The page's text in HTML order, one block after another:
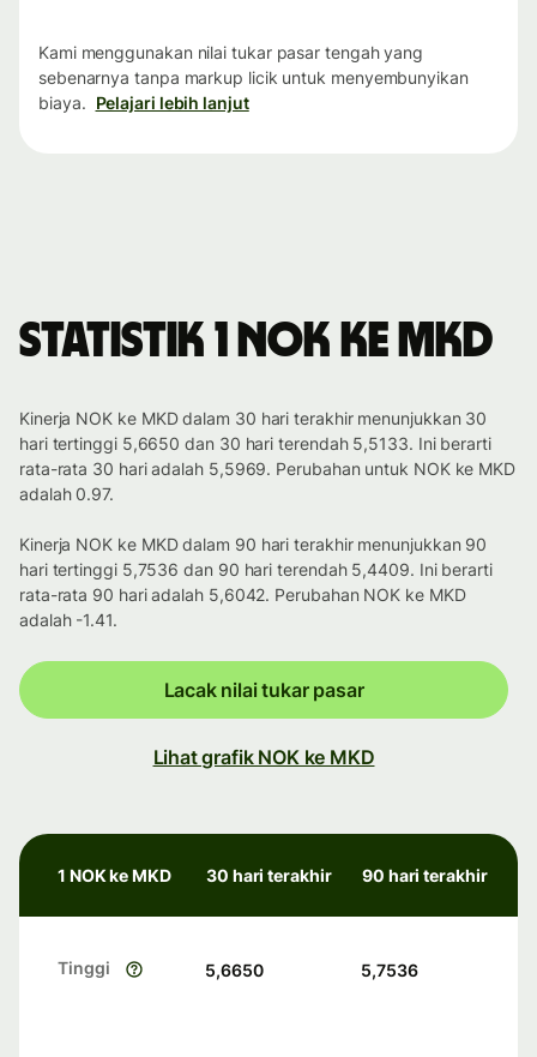
Kami menggunakan nilai tukar pasar tengah yang
sebenarnya tanpa markup licik untuk menyembunyikan
biaya. Pelajari lebih lanjut
Statistik 1 NOK ke MKD
Kinerja NOK ke MKD dalam 30 hari terakhir menunjukkan 30
hari tertinggi 5,6650 dan 30 hari terendah 5,5133. Ini berarti
rata-rata 30 hari adalah 5,5969. Perubahan untuk NOK ke MKD
adalah 0.97.
Kinerja NOK ke MKD dalam 90 hari terakhir menunjukkan 90
hari tertinggi 5,7536 dan 90 hari terendah 5,4409. Ini berarti
rata-rata 90 hari adalah 5,6042. Perubahan NOK ke MKD
adalah -1.41.
Lacak nilai tukar pasar
Lihat grafik NOK ke MKD
1 NOK ke MKD 30 hari terakhir 90 hari terakhir
Tinggi 5,6650 5,7536